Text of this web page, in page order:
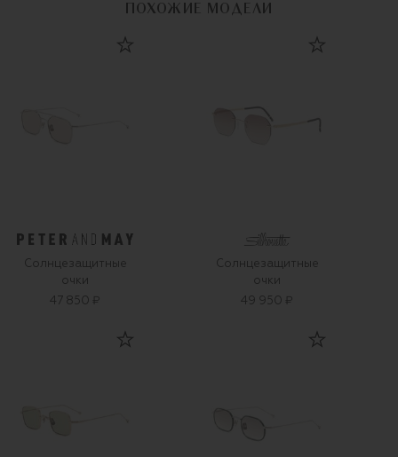
ПОХОЖИЕ МОДЕЛИ
Солнцезащитные
очки
47 850 ₽
Солнцезащитные
очки
49 950 ₽